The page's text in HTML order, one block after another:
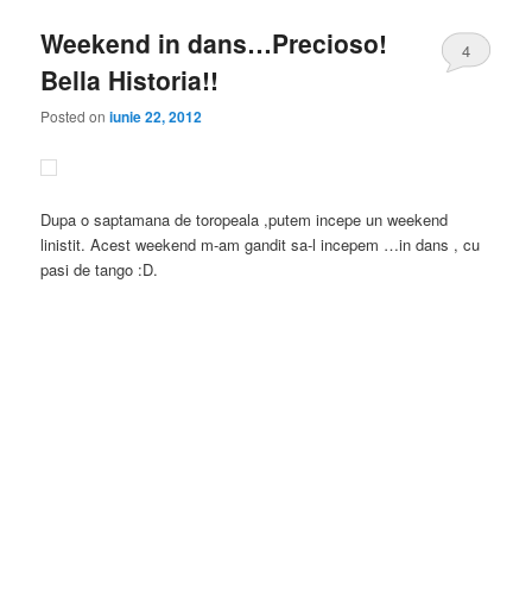
Weekend in dans…Precioso!
Bella Historia!!
Posted oniunie 22, 2012
4
Dupa o saptamana de toropeala ,putem incepe un weekend
linistit. Acest weekend m-am gandit sa-l incepem …in dans , cu
pasi de tango :D.